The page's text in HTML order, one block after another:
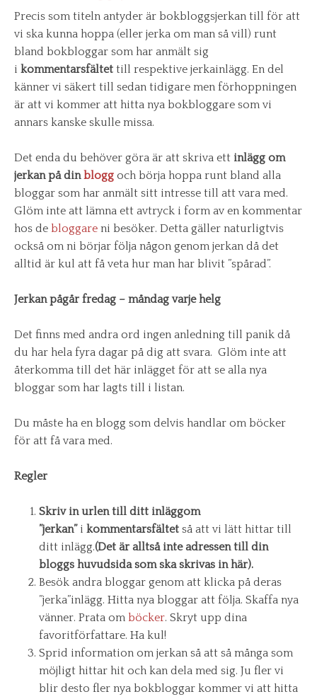
Precis som titeln antyder är bokbloggsjerkan till för att
vi ska kunna hoppa (eller jerka om man så vill) runt
bland bokbloggar som har anmält sig
i kommentarsfältet till respektive jerkainlägg. En del
känner vi säkert till sedan tidigare men förhoppningen
är att vi kommer att hitta nya bokbloggare som vi
annars kanske skulle missa.
Det enda du behöver göra är att skriva ett inlägg om
jerkan på din blogg och börja hoppa runt bland alla
bloggar som har anmält sitt intresse till att vara med.
Glöm inte att lämna ett avtryck i form av en kommentar
hos de bloggare ni besöker. Detta gäller naturligtvis
också om ni börjar följa någon genom jerkan då det
alltid är kul att få veta hur man har blivit ”spårad”.
Jerkan pågår fredag – måndag varje helg
Det finns med andra ord ingen anledning till panik då
du har hela fyra dagar på dig att svara. Glöm inte att
återkomma till det här inlägget för att se alla nya
bloggar som har lagts till i listan.
Du måste ha en blogg som delvis handlar om böcker
för att få vara med.
Regler
Skriv inurlen till ditt inläggom
”jerkan”i kommentarsfältet så att vi lätt hittar till
ditt inlägg.(Det är alltså inte adressen till din
bloggs huvudsida som ska skrivas in här).
Besök andra bloggar genom att klicka på deras
”jerka”inlägg. Hitta nya bloggar att följa. Skaffa nya
vänner. Prata om böcker. Skryt upp dina
favoritförfattare. Ha kul!
Sprid information om jerkan så att så många som
möjligt hittar hit och kan dela med sig. Ju fler vi
blir desto fler nya bokbloggar kommer vi att hitta